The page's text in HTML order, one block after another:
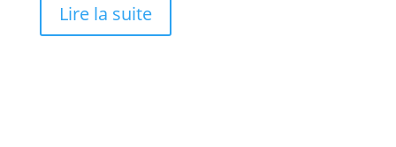
Lire la suite